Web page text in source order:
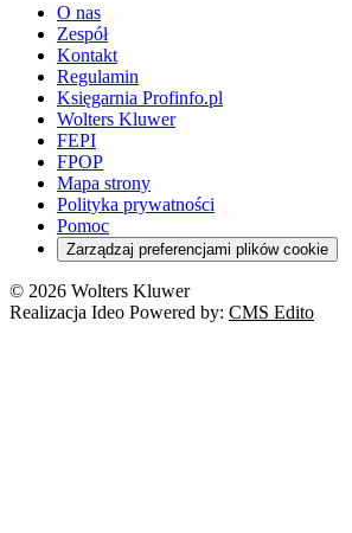
O nas
Zespół
Kontakt
Regulamin
Księgarnia Profinfo.pl
Wolters Kluwer
FEPI
FPOP
Mapa strony
Polityka prywatności
Pomoc
Zarządzaj preferencjami plików cookie
© 2026 Wolters Kluwer
Realizacja Ideo Powered by: CMS Edito